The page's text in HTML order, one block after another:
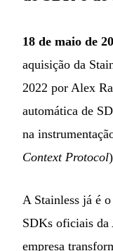
18 de maio de
aquisição da
2022 por Alex
automática de
na
Context Protocol
A Stainless já é
SDKs oficiais
empresa